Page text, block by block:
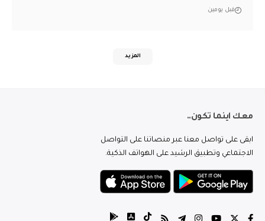
قبل يومين
المزيد
معك اينما تكون..
ابقى على تواصل معنا عبر منصاتنا على التواصل
الاجتماعي وتطبيق الرشيد على الهواتف الذكية.